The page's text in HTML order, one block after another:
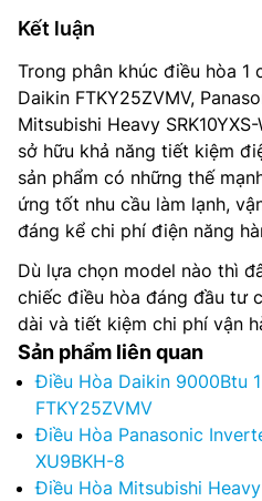
Kết luận
Trong phân khúc điều hòa 1
Daikin FTKY25ZVMV,
Mitsubishi Heavy
sở hữu khả năng tiết kiệm
sản phẩm có những thế
ứng tốt nhu cầu làm lạnh,
đáng kể chi phí điện năng
Dù lựa chọn model nào thì
chiếc điều hòa đáng đầu tư
dài và tiết kiệm chi phí vận
Sản phẩm liên quan
Điều Hòa Daikin 9000Btu
FTKY25ZVMV
Điều Hòa Panasonic
XU9BKH-8
Điều Hòa Mitsubishi